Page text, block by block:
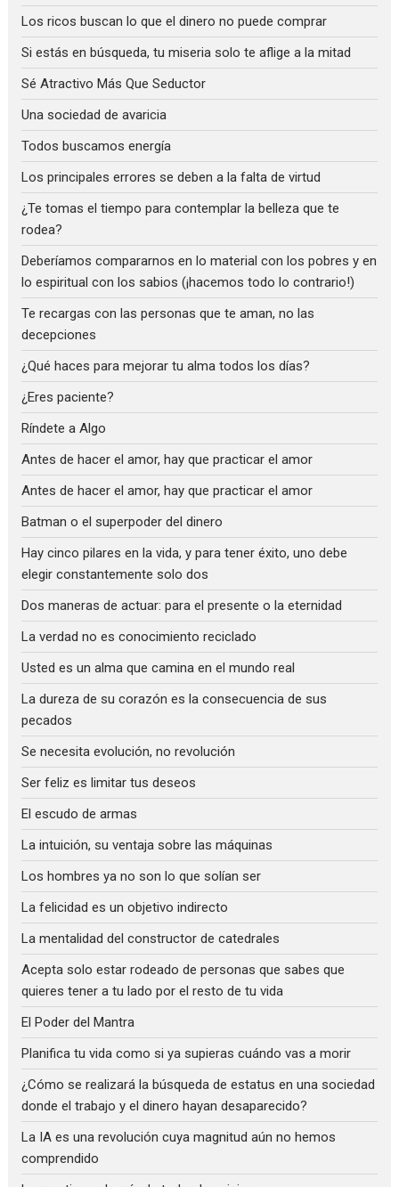
Los ricos buscan lo que el dinero no puede comprar
Si estás en búsqueda, tu miseria solo te aflige a la mitad
Sé Atractivo Más Que Seductor
Una sociedad de avaricia
Todos buscamos energía
Los principales errores se deben a la falta de virtud
¿Te tomas el tiempo para contemplar la belleza que te
rodea?
Deberíamos compararnos en lo material con los pobres y en
lo espiritual con los sabios (¡hacemos todo lo contrario!)
Te recargas con las personas que te aman, no las
decepciones
¿Qué haces para mejorar tu alma todos los días?
¿Eres paciente?
Ríndete a Algo
Antes de hacer el amor, hay que practicar el amor
Antes de hacer el amor, hay que practicar el amor
Batman o el superpoder del dinero
Hay cinco pilares en la vida, y para tener éxito, uno debe
elegir constantemente solo dos
Dos maneras de actuar: para el presente o la eternidad
La verdad no es conocimiento reciclado
Usted es un alma que camina en el mundo real
La dureza de su corazón es la consecuencia de sus
pecados
Se necesita evolución, no revolución
Ser feliz es limitar tus deseos
El escudo de armas
La intuición, su ventaja sobre las máquinas
Los hombres ya no son lo que solían ser
La felicidad es un objetivo indirecto
La mentalidad del constructor de catedrales
Acepta solo estar rodeado de personas que sabes que
quieres tener a tu lado por el resto de tu vida
El Poder del Mantra
Planifica tu vida como si ya supieras cuándo vas a morir
¿Cómo se realizará la búsqueda de estatus en una sociedad
donde el trabajo y el dinero hayan desaparecido?
La IA es una revolución cuya magnitud aún no hemos
comprendido